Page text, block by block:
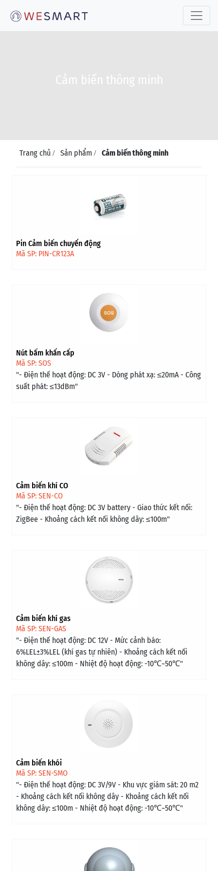
Cảm biến thông minh
Trang chủ / Sản phẩm / Cảm biến thông minh
Pin Cảm biến chuyển động
Mã SP: PIN-CR123A
Nút bấm khẩn cấp
Mã SP: SOS
"- Điện thế hoạt động: DC 3V - Dòng phát xạ: ≤20mA - Công
suất phát: ≤13dBm"
Cảm biến khí CO
Mã SP: SEN-CO
"- Điện thế hoạt động: DC 3V battery - Giao thức kết nối:
ZigBee - Khoảng cách kết nối không dây: ≤100m"
Cảm biến khí gas
Mã SP: SEN-GAS
"- Điện thế hoạt động: DC 12V - Mức cảnh báo:
6%LEL±3%LEL (khí gas tự nhiên) - Khoảng cách kết nối
không dây: ≤100m - Nhiệt độ hoạt động: -10℃~50℃"
Cảm biến khói
Mã SP: SEN-SMO
"- Điện thế hoạt động: DC 3V/9V - Khu vực giám sát: 20 m2
- Khoảng cách kết nối không dây - Khoảng cách kết nối
không dây: ≤100m - Nhiệt độ hoạt động: -10℃~50℃"